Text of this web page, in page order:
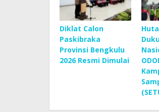
Diklat Calon
Paskibraka
Provinsi Bengkulu
2026 Resmi Dimulai